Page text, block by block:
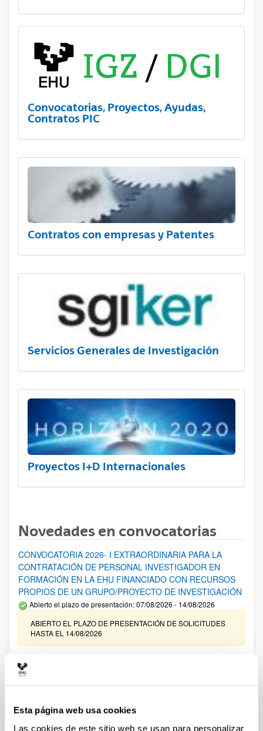
Esta página web usa cookies
Las cookies de este sitio web se usan para personalizar
Convocatorias, Proyectos, Ayudas,
Contratos PIC
Contratos con empresas y Patentes
Servicios Generales de Investigación
Proyectos I+D Internacionales
Novedades en convocatorias
CONVOCATORIA 2026- I EXTRAORDINARIA PARA LA
CONTRATACIÓN DE PERSONAL INVESTIGADOR EN
FORMACIÓN EN LA EHU FINANCIADO CON RECURSOS
PROPIOS DE UN GRUPO/PROYECTO DE INVESTIGACIÓN
Abierto el plazo de presentación: 07/08/2026 - 14/08/2026
ABIERTO EL PLAZO DE PRESENTACIÓN DE SOLICITUDES
HASTA EL 14/08/2026
Ayudas para financiación de la adquisición y renovación de
infraestructura científica y fondos bibliográficos en la
UPV/EHU 2026
25/03/2026: Corrección de errores del listado provisional de
solicitudes admitidas y excluidas. 23/03/2026: Relación